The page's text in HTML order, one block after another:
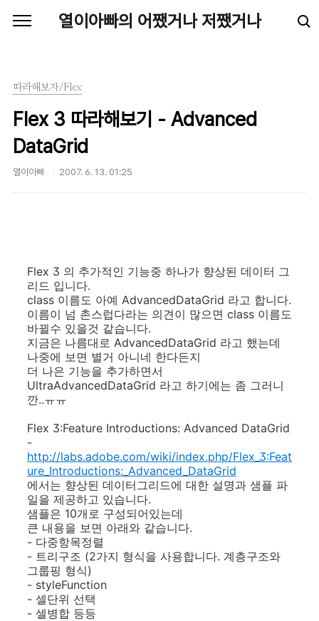
열이아빠의 어쨌거나 저쨌거나
따라해보자/Flex
Flex 3 따라해보기 - Advanced
DataGrid
열이아빠 2007. 6. 13. 01:25
Flex 3 의 추가적인 기능중 하나가 향상된 데이터 그
리드 입니다.
class 이름도 아예 AdvancedDataGrid 라고 합니다.
이름이 넘 촌스럽다라는 의견이 많으면 class 이름도
바뀔수 있을것 같습니다.
지금은 나름대로 AdvancedDataGrid 라고 했는데
나중에 보면 별거 아니네 한다든지
더 나은 기능을 추가하면서
UltraAdvancedDataGrid 라고 하기에는 좀 그러니
깐..ㅠㅠ
Flex 3:Feature Introductions: Advanced DataGrid
-
http://labs.adobe.com/wiki/index.php/Flex_3:Feat
ure_Introductions:_Advanced_DataGrid
에서는 향상된 데이터그리드에 대한 설명과 샘플 파
일을 제공하고 있습니다.
샘플은 10개로 구성되어있는데
큰 내용을 보면 아래와 같습니다.
- 다중항목정렬
- 트리구조 (2가지 형식을 사용합니다. 계층구조와
그룹핑 형식)
- styleFunction
- 셀단위 선택
- 셀병합 등등